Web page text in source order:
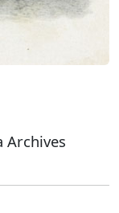
Archives